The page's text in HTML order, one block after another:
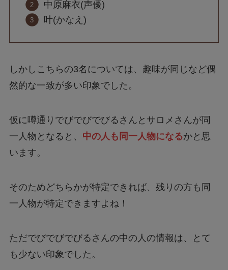
中原麻衣(声優)
叶(かなえ)
しかしこちらの3名については、趣味が同じなど偶
然的な一致が多い印象でした。
仮に噂通りでびでびでびるさんとサロメさんが同
一人物となると、 中の人も同一人物になるかと思
います。
そのためどちらかが特定できれば、残りの方も同
一人物が特定できますよね！
ただでびでびでびるさんの中の人の情報は、とて
も少ない印象でした。